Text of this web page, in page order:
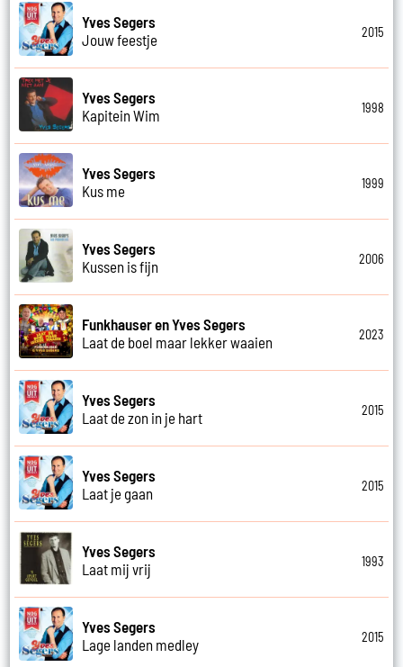
Yves Segers
Jouw feestje
2015
Yves Segers
Kapitein Wim
1998
Yves Segers
Kus me
1999
Yves Segers
Kussen is fijn
2006
Funkhauser en Yves Segers
Laat de boel maar lekker waaien
2023
Yves Segers
Laat de zon in je hart
2015
Yves Segers
Laat je gaan
2015
Yves Segers
Laat mij vrij
1993
Yves Segers
Lage landen medley
2015